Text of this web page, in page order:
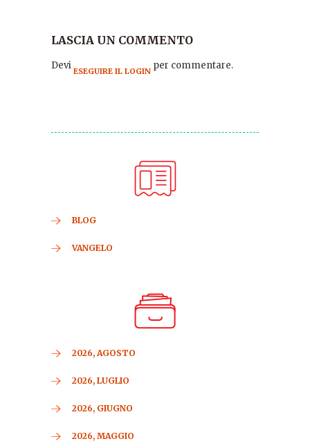
LASCIA UN COMMENTO
Devi ESEGUIRE IL LOGIN per commentare.
BLOG
VANGELO
2026, AGOSTO
2026, LUGLIO
2026, GIUGNO
2026, MAGGIO